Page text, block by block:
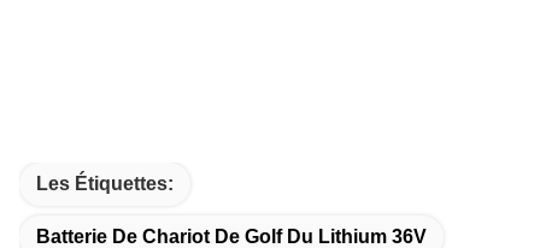
Les Étiquettes:
Batterie De Chariot De Golf Du Lithium 36V